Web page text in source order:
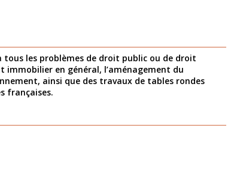
tous les problèmes de droit public ou de droit
immobilier en général, l’aménagement du
ainsi que des travaux de tables rondes
françaises.